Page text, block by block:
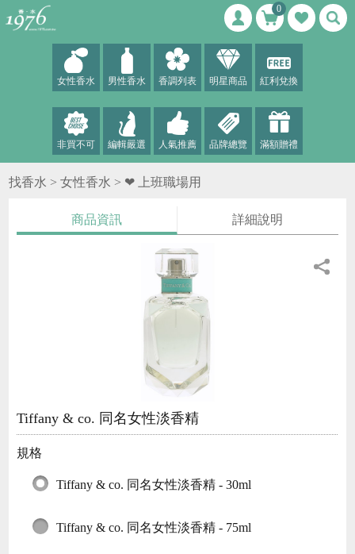
0
女性香水 男性香水 香調列表 明星商品 紅利兌換
非買不可 編輯嚴選 人氣推薦 品牌總覽 滿額贈禮
找香水 >女性香水 > ❤ 上班職場用
商品資訊 詳細說明
Tiffany & co. 同名女性淡香精
規格
Tiffany & co. 同名女性淡香精 - 30ml
Tiffany & co. 同名女性淡香精 - 75ml